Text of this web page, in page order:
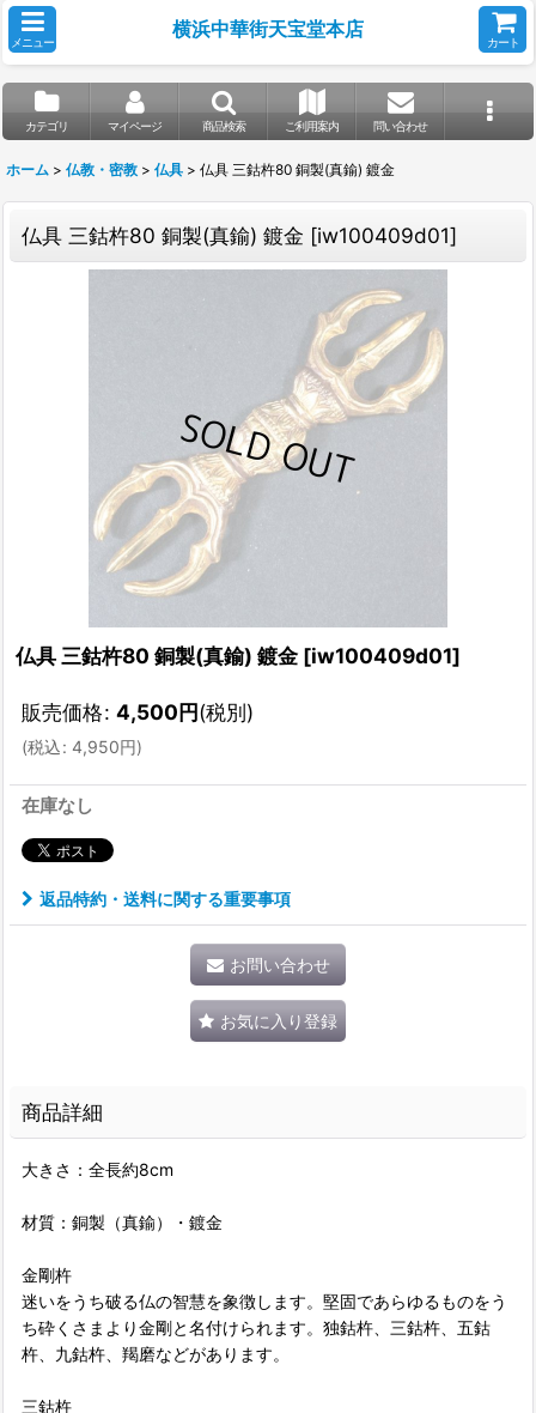
メニュー
横浜中華街天宝堂本店
カート
カテゴリ マイページ 商品検索 ご利用案内 問い合わせ
ホーム > 仏教・密教 > 仏具 > 仏具 三鈷杵80 銅製(真鍮) 鍍金
仏具 三鈷杵80 銅製(真鍮) 鍍金 [iw100409d01]
仏具 三鈷杵80 銅製(真鍮) 鍍金 [iw100409d01]
販売価格: 4,500円(税別)
(税込: 4,950円)
在庫なし
返品特約・送料に関する重要事項
お問い合わせ
お気に入り登録
商品詳細
大きさ：全長約8cm
材質：銅製（真鍮）・鍍金
金剛杵
迷いをうち破る仏の智慧を象徴します。堅固であらゆるものをう
ち砕くさまより金剛と名付けられます。独鈷杵、三鈷杵、五鈷
杵、九鈷杵、羯磨などがあります。
三鈷杵